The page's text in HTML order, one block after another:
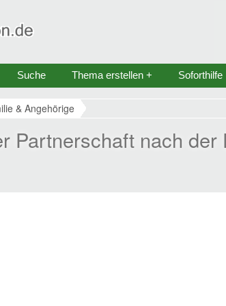
Suche Thema erstellen + Soforthilfe
& Angehörige
Partnerschaft nach der